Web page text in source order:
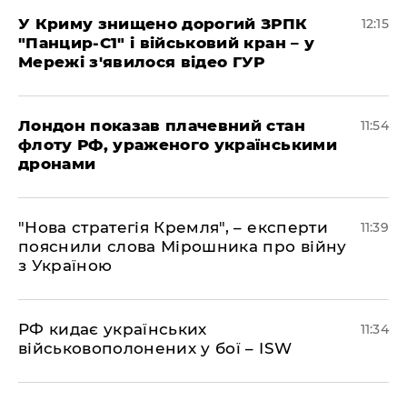
У Криму знищено дорогий ЗРПК
"Панцир-С1" і військовий кран – у
Мережі з'явилося відео ГУР
12:15
Лондон показав плачевний стан
флоту РФ, ураженого українськими
дронами
11:54
"Нова стратегія Кремля", – експерти
пояснили слова Мірошника про війну
з Україною
11:39
РФ кидає українських
військовополонених у бої – ISW
11:34